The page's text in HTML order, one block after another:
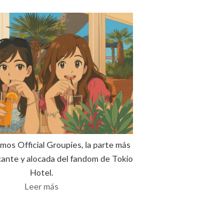
Official Groupies, la parte más
y alocada del fandom de Tokio
Hotel.
Leer más